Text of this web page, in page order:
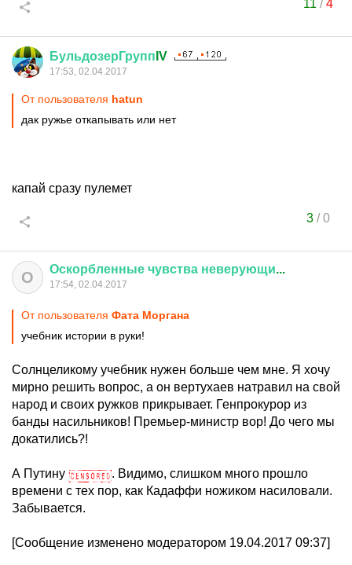
11 / 4
БульдозерГрупп IV
17:53, 02.04.2017
От пользователя hatun
дак ружье откапывать или нет
капай сразу пулемет
3/0
О Оскорбленные чувства неверующи...
17:54, 02.04.2017
От пользователя Фата Моргана
учебник истории в руки!
Солнцеликому учебник нужен больше чем мне. Я хочу
мирно решить вопрос, а он вертухаев натравил на свой
народ и своих ружков прикрывает. Генпрокурор из
банды насильников! Премьер-министр вор! До чего мы
докатились?!
А Путину
. Видимо, слишком много прошло
времени с тех пор, как Кадаффи ножиком насиловали.
Забывается.
[Сообщение изменено модератором 19.04.2017 09:37]